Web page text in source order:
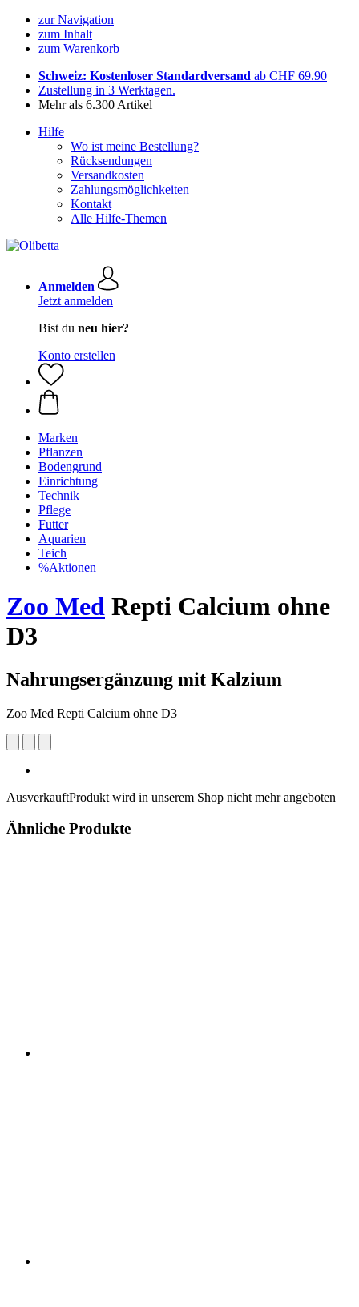
zur Navigation
zum Inhalt
zum Warenkorb
Schweiz: Kostenloser Standardversand ab CHF 69.90
Zustellung in 3 Werktagen.
Mehr als 6.300 Artikel
Hilfe
Wo ist meine Bestellung?
Rücksendungen
Versandkosten
Zahlungsmöglichkeiten
Kontakt
Alle Hilfe-Themen
Anmelden
Jetzt anmelden
Bist du neu hier?
Konto erstellen
Marken
Pflanzen
Bodengrund
Einrichtung
Technik
Pflege
Futter
Aquarien
Teich
%Aktionen
Zoo Med Repti Calcium ohne
D3
Nahrungsergänzung mit Kalzium
Zoo Med Repti Calcium ohne D3
AusverkauftProdukt wird in unserem Shop nicht mehr angeboten
Ähnliche Produkte